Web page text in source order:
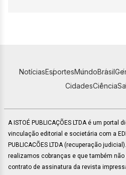
NotíciasEsportesMundoBrasil
CidadesCiência
A ISTOÉ PUBLICAÇÕES LTDA é um
vinculação editorial e societária com a
PUBLICACÕES LTDA (recuperação
realizamos cobranças e que também
contrato de assinatura da revista